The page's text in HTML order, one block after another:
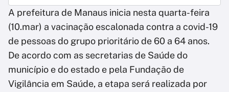
A prefeitura de Manaus inicia nesta quarta-feira
(10.mar) a vacinação escalonada contra a covid-19
de pessoas do grupo prioritário de 60 a 64 anos.
De acordo com as secretarias de Saúde do
município e do estado e pela Fundação de
Vigilância em Saúde, a etapa será realizada por